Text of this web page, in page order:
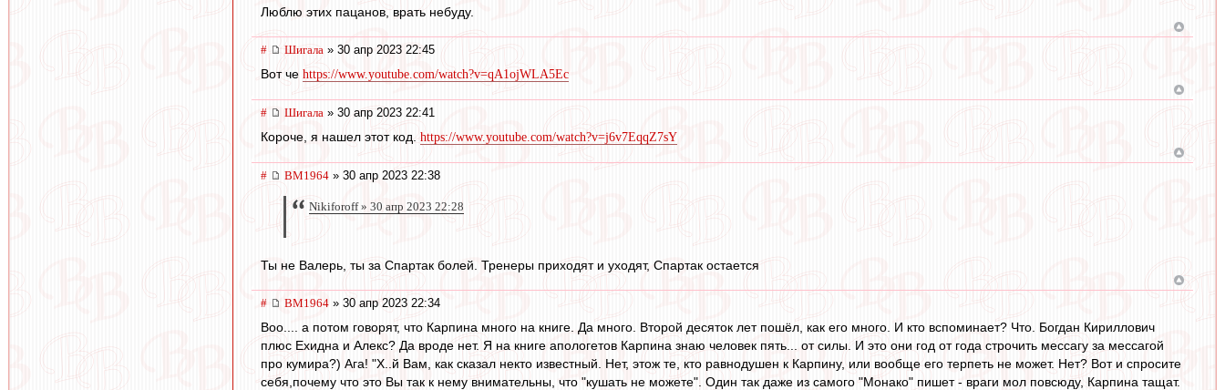
Люблю этих пацанов, врать небуду.
# Шигала » 30 апр 2023 22:45
Вот че https://www.youtube.com/watch?v=qA1ojWLA5Ec
# Шигала » 30 апр 2023 22:41
Короче, я нашел этот код. https://www.youtube.com/watch?v=j6v7EqqZ7sY
# BM1964 » 30 апр 2023 22:38
Nikiforoff » 30 апр 2023 22:28
Ты не Валерь, ты за Спартак болей. Тренеры приходят и уходят, Спартак остается
# BM1964 » 30 апр 2023 22:34
Воо.... а потом говорят, что Карпина много на книге. Да много. Второй десяток лет пошёл, как его много. И кто вспоминает? Что. Богдан Кириллович
плюс Ехидна и Алекс? Да вроде нет. Я на книге апологетов Карпина знаю человек пять... от силы. И это они год от года строчить мессагу за мессагой
про кумира?) Ага! "Х..й Вам, как сказал некто известный. Нет, этож те, кто равнодушен к Карпину, или вообще его терпеть не может. Нет? Вот и спросите
себя,почему что это Вы так к нему внимательны, что "кушать не можете". Один так даже из самого "Монако" пишет - враги мол повсюду, Карпина тащат.